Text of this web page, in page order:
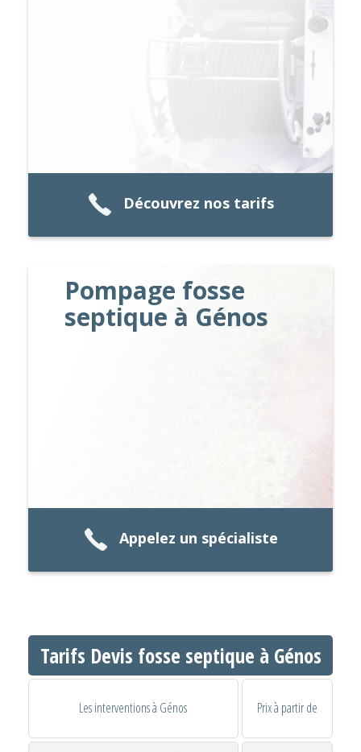
Découvrez nos tarifs
Pompage fosse
septique à Génos
Appelez un spécialiste
Tarifs Devis fosse septique à Génos
Les interventions à Génos Prix à partir de